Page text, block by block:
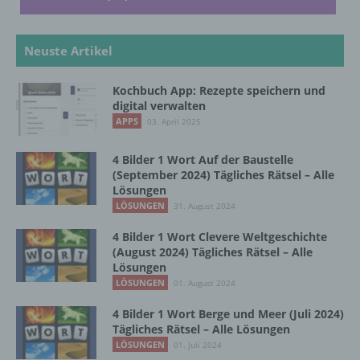
Neuste Artikel
Kochbuch App: Rezepte speichern und
digital verwalten
APPS 03. April 2025
4 Bilder 1 Wort Auf der Baustelle
(September 2024) Tägliches Rätsel – Alle
Lösungen
LÖSUNGEN 31. August 2024
4 Bilder 1 Wort Clevere Weltgeschichte
(August 2024) Tägliches Rätsel – Alle
Lösungen
LÖSUNGEN 01. August 2024
4 Bilder 1 Wort Berge und Meer (Juli 2024)
Tägliches Rätsel – Alle Lösungen
LÖSUNGEN 01. Juli 2024
Vorgang oder jede solche Vorgangsreihe im
Zusammenhang mit personenbezogenen
Daten wie das Erheben, das Erfassen, die
Organisation, das Ordnen, die Speicherung,
die Anpassung oder Veränderung, das
Auslesen, das Abfragen, die Verwendung,
Verbreitung oder eine andere Form der
Bereitstellung, den Abgleich oder die
Verknüpfung, die Einschränkung, das
Löschen oder die Vernichtung.
d) Einschränkung der Verarbeitung
Einschränkung der Verarbeitung ist die
Markierung gespeicherter
personenbezogener Daten mit dem Ziel, ihre
künftige Verarbeitung einzuschränken.